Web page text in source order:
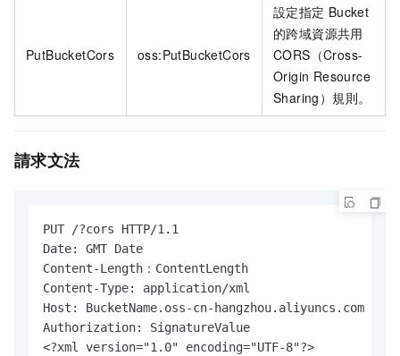
PutBucketCors oss:PutBucketCors
設定指定 Bucket
的跨域資源共用
CORS（Cross-
Origin Resource
Sharing）規則。
請求文法
PUT /?cors HTTP/1.1
Date: GMT Date
Content-Length：ContentLength
Content-Type: application/xml
Host: BucketName.oss-cn-hangzhou.aliyuncs.com
Authorization: SignatureValue
<?xml version="1.0" encoding="UTF-8"?>